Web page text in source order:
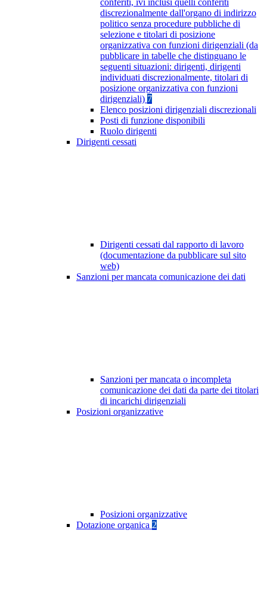
conferiti, ivi inclusi quelli conferiti
discrezionalmente dall'organo di indirizzo
politico senza procedure pubbliche di
selezione e titolari di posizione
organizzativa con funzioni dirigenziali (da
pubblicare in tabelle che distinguano le
seguenti situazioni: dirigenti, dirigenti
individuati discrezionalmente, titolari di
posizione organizzativa con funzioni
dirigenziali) 7
Elenco posizioni dirigenziali discrezionali
Posti di funzione disponibili
Ruolo dirigenti
Dirigenti cessati
Dirigenti cessati dal rapporto di lavoro
(documentazione da pubblicare sul sito
web)
Sanzioni per mancata comunicazione dei dati
Sanzioni per mancata o incompleta
comunicazione dei dati da parte dei titolari
di incarichi dirigenziali
Posizioni organizzative
Posizioni organizzative
Dotazione organica 2